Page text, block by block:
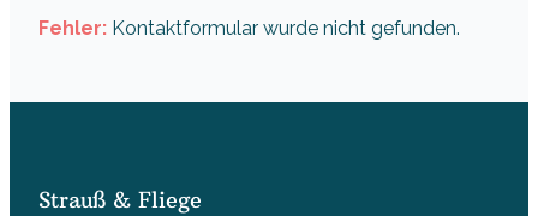
Fehler: Kontaktformular wurde nicht gefunden.
Strauß & Fliege